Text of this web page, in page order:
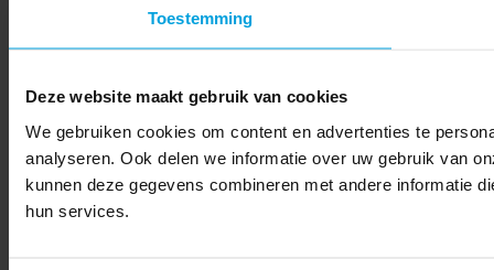
Toestemming
Deze website maakt gebruik van cookies
We gebruiken cookies om content en advertenties te
analyseren. Ook delen we informatie over uw gebruik van
kunnen deze gegevens combineren met andere informatie
hun services.